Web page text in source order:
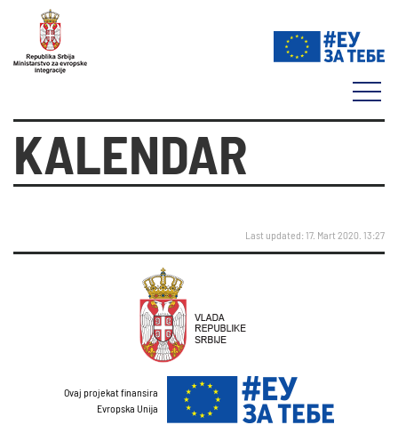
KALENDAR
Last updated: 17. Mart 2020. 13:27
Ovaj projekat finansira
Evropska Unija